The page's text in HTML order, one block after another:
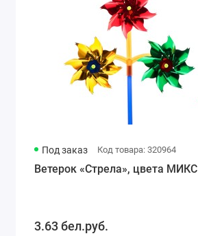
Под заказ Код товара: 320964
Ветерок «Стрела», цвета МИКС
3.63 бел.руб.